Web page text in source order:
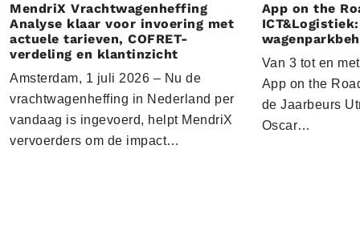
MendriX Vrachtwagenheffing
Analyse klaar voor invoering met
actuele tarieven, COFRET-
verdeling en klantinzicht
Amsterdam, 1 juli 2026 – Nu de
vrachtwagenheffing in Nederland per
vandaag is ingevoerd, helpt MendriX
vervoerders om de impact…
App on the
Van 3 tot en
App on the
de Jaarbeurs
Oscar…